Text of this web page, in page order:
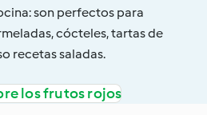
son perfectos para
cócteles, tartas de
recetas saladas.
los frutos rojos